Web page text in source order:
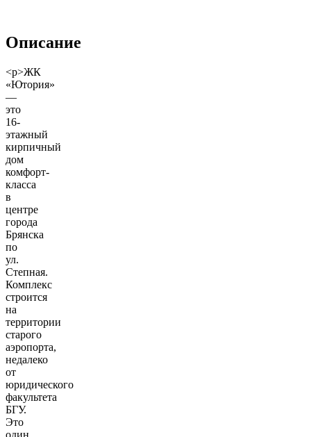
Описание
<p>ЖК
«Ютория»
—
это
16-
этажный
кирпичный
дом
комфорт-
класса
в
центре
города
Брянска
по
ул.
Степная.
Комплекс
строится
на
территории
старого
аэропорта,
недалеко
от
юридического
факультета
БГУ.
Это
один